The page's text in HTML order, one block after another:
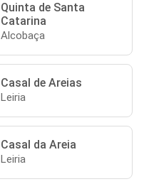
Quinta de Santa
Catarina
Alcobaça
Casal de Areias
Leiria
Casal da Areia
Leiria